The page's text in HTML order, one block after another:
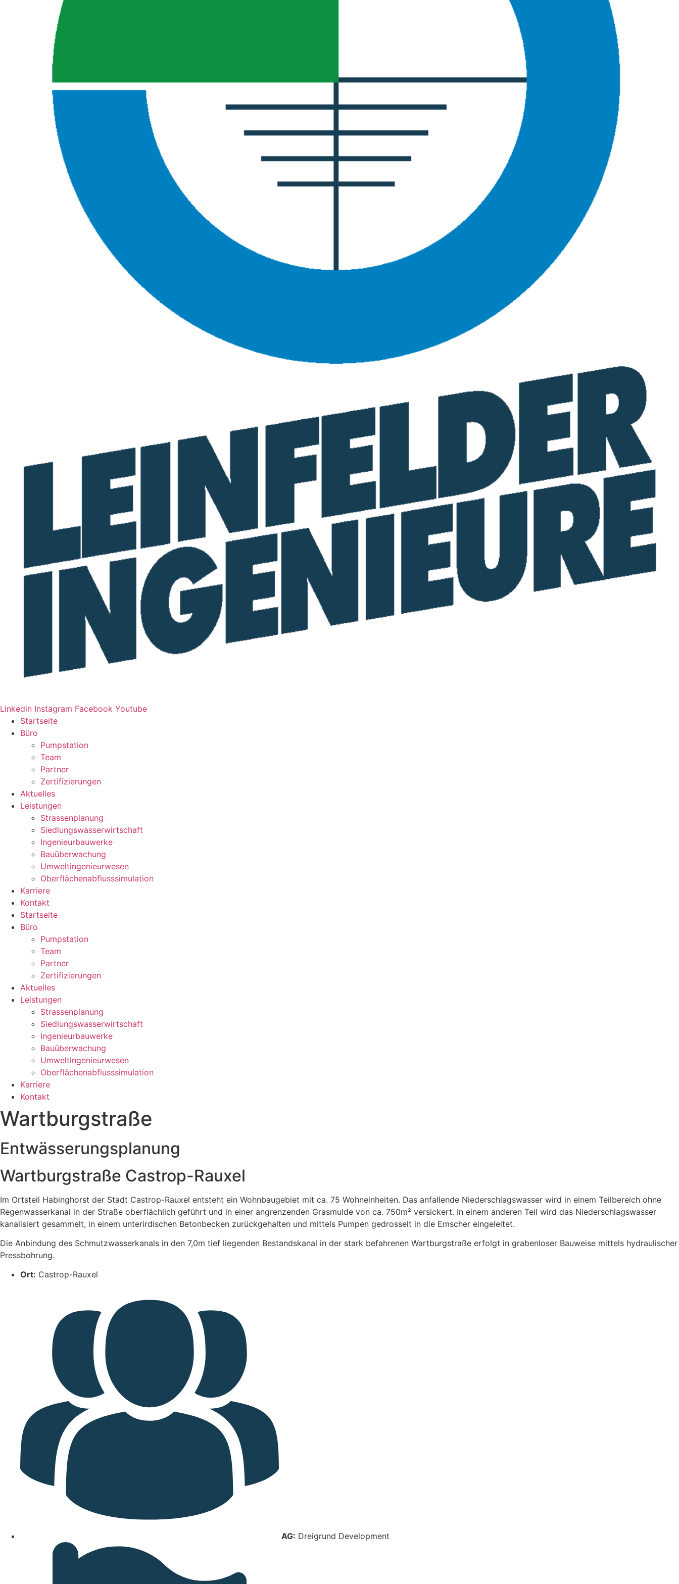
Linkedin Instagram Facebook Youtube
Startseite
Büro
Pumpstation
Team
Partner
Zertifizierungen
Aktuelles
Leistungen
Strassenplanung
Siedlungswasserwirtschaft
Ingenieurbauwerke
Bauüberwachung
Umweltingenieurwesen
Oberflächenabflusssimulation
Karriere
Kontakt
Startseite
Büro
Pumpstation
Team
Partner
Zertifizierungen
Aktuelles
Leistungen
Strassenplanung
Siedlungswasserwirtschaft
Ingenieurbauwerke
Bauüberwachung
Umweltingenieurwesen
Oberflächenabflusssimulation
Karriere
Kontakt
Wartburgstraße
Entwässerungsplanung
Wartburgstraße Castrop-Rauxel
Im Ortsteil Habinghorst der Stadt Castrop-Rauxel entsteht ein Wohnbaugebiet mit ca. 75 Wohneinheiten. Das anfallende Niederschlagswasser wird in einem Teilbereich ohne
Regenwasserkanal in der Straße oberflächlich geführt und in einer angrenzenden Grasmulde von ca. 750m² versickert. In einem anderen Teil wird das Niederschlagswasser
kanalisiert gesammelt, in einem unterirdischen Betonbecken zurückgehalten und mittels Pumpen gedrosselt in die Emscher eingeleitet.
Die Anbindung des Schmutzwasserkanals in den 7,0m tief liegenden Bestandskanal in der stark befahrenen Wartburgstraße erfolgt in grabenloser Bauweise mittels hydraulischer
Pressbohrung.
Ort: Castrop-Rauxel
AG: Dreigrund Development